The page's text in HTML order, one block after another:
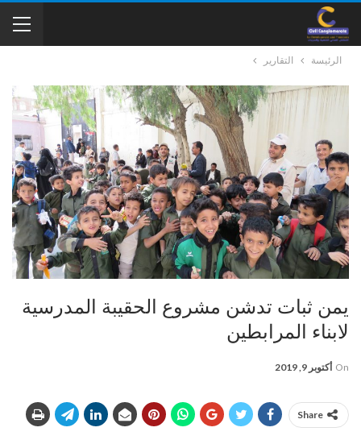
الرئيسة التقارير
يمن ثبات تدشن مشروع الحقيبة المدرسية
لابناء المرابطين
On أكتوبر 9, 2019
Share